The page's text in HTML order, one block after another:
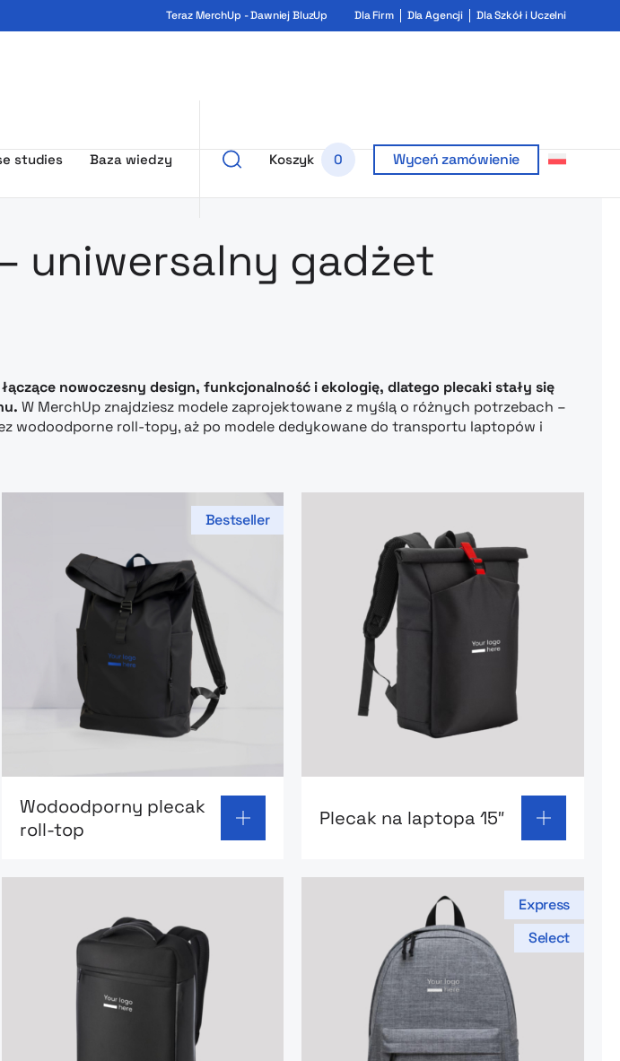
Teraz MerchUp - Dawniej BluzUp Dla Firm Dla Agencji Dla Szkół i Uczelni
studies Baza wiedzy Koszyk 0 Wyceń zamówienie
z nadrukiem i
uniwersalny gadżet
nowoczesny design, funkcjonalność i ekologię, dlatego plecaki stały się
W MerchUp znajdziesz modele zaprojektowane z myślą o różnych potrzebach –
wodoodporne roll-topy, aż po modele dedykowane do transportu laptopów i
Bestseller
Wodoodporny plecak
roll-top
Plecak na laptopa 15″
Express
Select